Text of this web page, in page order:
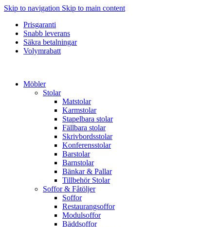
Skip to navigation Skip to main content
Prisgaranti
Snabb leverans
Säkra betalningar
Volymrabatt
Möbler
Stolar
Matstolar
Karmstolar
Stapelbara stolar
Fällbara stolar
Skrivbordsstolar
Konferensstolar
Barstolar
Barnstolar
Bänkar & Pallar
Tillbehör Stolar
Soffor & Fåtöljer
Soffor
Restaurangsoffor
Modulsoffor
Bäddsoffor